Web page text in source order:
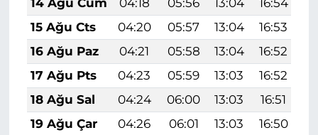
15 Ağu Cts
04:20 05:57 13:04 16:53
16 Ağu Paz
04:21 05:58 13:04 16:52
17 Ağu Pts
04:23 05:59 13:03 16:52
18 Ağu Sal
04:24 06:00 13:03 16:51
19 Ağu Çar
04:26 06:01 13:03 16:50